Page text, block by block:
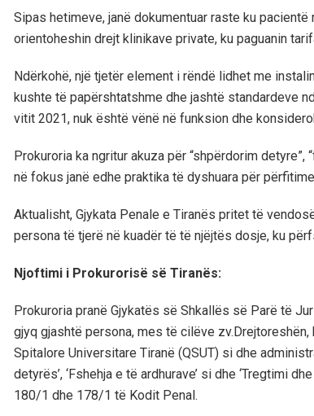
Sipas hetimeve, janë dokumentuar raste ku
orientoheshin drejt klinikave private, ku paguanin
Ndërkohë, një tjetër element i rëndë lidhet me
kushte të papërshtatshme dhe jashtë standardeve
vitit 2021, nuk është vënë në funksion dhe
Prokuroria ka ngritur akuza për “shpërdorim
në fokus janë edhe praktika të dyshuara për
Aktualisht, Gjykata Penale e Tiranës pritet të
persona të tjerë në kuadër të të njëjtës dosje, ku
Njoftimi i Prokurorisë së Tiranës:
Prokuroria pranë Gjykatës së Shkallës së Parë të
gjyq gjashtë persona, mes të cilëve
Spitalore Universitare Tiranë (QSUT) si dhe
detyrës’, ‘Fshehja e të ardhurave’ si dhe ‘Tregtimi
180/1 dhe 178/1 të Kodit Penal.